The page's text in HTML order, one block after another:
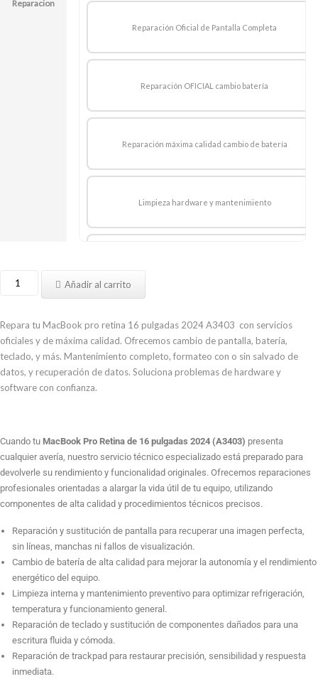
precios:
hasta
Reparacion
Reparación Oficial de Pantalla Completa
Reparación OFICIAL cambio batería
Reparación máxima calidad cambio de batería
Limpieza hardware y mantenimiento
Reparación Trackpad
Reparación de placa base
Formateo e instalación sistema operativo. Sin salvar datos
Formateo e instalación sistema operativo Salvando datos
Reparar
retina
16
pulgadas
M4
2024
Añadir al carrito
Repara tu MacBook pro retina 16 pulgadas 2024 A3403 con servicios
oficiales y de máxima calidad. Ofrecemos cambio de pantalla, batería,
teclado, y más. Mantenimiento completo, formateo con o sin salvado de
datos, y recuperación de datos. Soluciona problemas de hardware y
software con confianza.
Cuando tu MacBook Pro Retina de 16 pulgadas 2024 (A3403) presenta
cualquier avería, nuestro servicio técnico especializado está preparado para
devolverle su rendimiento y funcionalidad originales. Ofrecemos reparaciones
profesionales orientadas a alargar la vida útil de tu equipo, utilizando
componentes de alta calidad y procedimientos técnicos precisos.
Reparación y sustitución de pantalla para recuperar una imagen perfecta,
sin líneas, manchas ni fallos de visualización.
Cambio de batería de alta calidad para mejorar la autonomía y el rendimiento
energético del equipo.
Limpieza interna y mantenimiento preventivo para optimizar refrigeración,
temperatura y funcionamiento general.
Reparación de teclado y sustitución de componentes dañados para una
escritura fluida y cómoda.
Reparación de trackpad para restaurar precisión, sensibilidad y respuesta
inmediata.